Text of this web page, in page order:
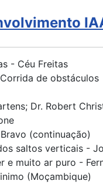
- Céu Freitas
de obstáculos
Dr. Robert
(continuação)
saltos verticais -
e muito ar puro -
(Moçambique)